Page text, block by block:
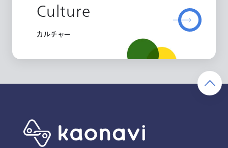
Culture
カルチャー